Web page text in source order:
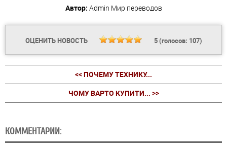
Автор: Admin Мир переводов
ОЦЕНИТЬ НОВОСТЬ 5(голосов: 107)
<< ПОЧЕМУ ТЕХНИКУ...
ЧОМУ ВАРТО КУПИТИ... >>
КОММЕНТАРИИ: